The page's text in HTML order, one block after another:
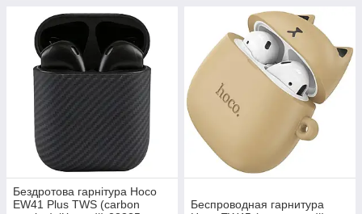
Бездротова гарнітура Hoco
EW41 Plus TWS (carbon
Беспроводная гарнитура